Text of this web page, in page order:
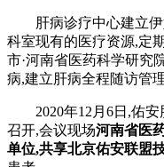
肝病诊疗中心建立伊
科室现有的医疗资源,定
市·河南省医药科学研究
病,建立肝病全程随访管
2020年12月6日,佑安
召开,会议现场河南省医
单位,共享北京佑安联盟